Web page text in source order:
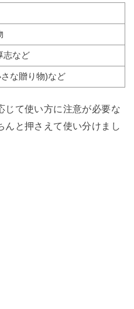
志など
な贈り物)など
じて使い方に注意が必要な
んと押さえて使い分けまし